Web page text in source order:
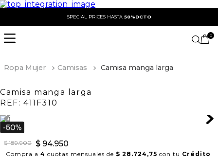
SPECIAL PRICES HASTA 50%DCTO
0
Ropa Mujer Camisas Camisa manga larga
Camisa manga larga
REF: 411F310
$ 189.900 $ 94.950
Compra a 4 cuotas mensuales de $ 28.724,75 con tu Crédito